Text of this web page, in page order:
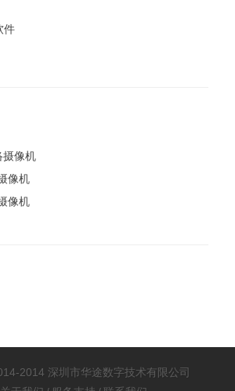
件
摄像机
像机
像机
2014 深圳市华途数字技术有限公司